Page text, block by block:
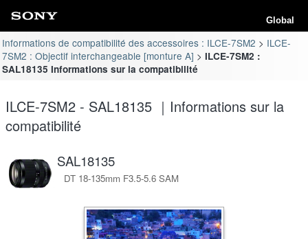
Global
Informations de compatibilité des accessoires : ILCE-7SM2
ILCE-
7SM2 : Objectif interchangeable [monture A]
ILCE-7SM2 :
SAL18135 Informations sur la compatibilité
ILCE-7SM2 - SAL18135 ｜Informations sur la
compatibilité
SAL18135
DT 18-135mm F3.5-5.6 SAM